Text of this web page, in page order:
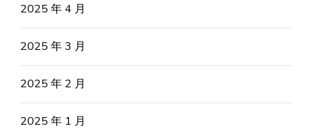
2025 年 4 月
2025 年 3 月
2025 年 2 月
2025 年 1 月